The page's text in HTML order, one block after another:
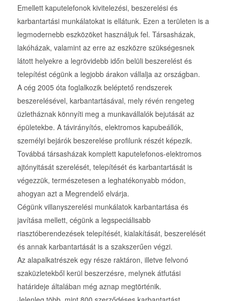
Emellett kaputelefonok kivitelezési, beszerelési és
karbantartási munkálatokat is ellátunk. Ezen a területen is a
legmodernebb eszközöket használjuk fel. Társasházak,
lakóházak, valamint az erre az eszközre szükségesnek
látott helyekre a legrövidebb időn belüli beszerelést és
telepítést cégünk a legjobb árakon vállalja az országban.
A cég 2005 óta foglalkozik beléptető rendszerek
beszerelésével, karbantartásával, mely révén rengeteg
üzletháznak könnyíti meg a munkavállalók bejutását az
épületekbe. A távirányítós, elektromos kapubeállók,
személyi bejárók beszerelése profilunk részét képezik.
Továbbá társasházak komplett kaputelefonos-elektromos
ajtónyitását szerelését, telepítését és karbantartását is
végezzük, természetesen a leghatékonyabb módon,
ahogyan azt a Megrendelő elvárja.
Cégünk villanyszerelési munkálatok karbantartása és
javítása mellett, cégünk a legspeciálisabb
riasztóberendezések telepítését, kialakítását, beszerelését
és annak karbantartását is a szakszerűen végzi.
Az alapalkatrészek egy része raktáron, illetve felvonó
szaküzletekből kerül beszerzésre, melynek átfutási
határideje általában még aznap megtörténik.